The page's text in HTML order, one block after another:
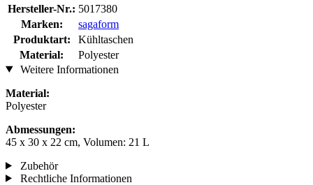
Hersteller-Nr.: 5017380
Marken:
sagaform
Produktart:
Kühltaschen
Material:
Polyester
Weitere Informationen
Material:
Polyester
Abmessungen:
45 x 30 x 22 cm, Volumen: 21 L
Zubehör
Rechtliche Informationen